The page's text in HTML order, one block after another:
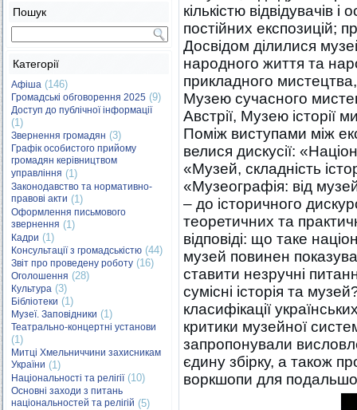
Пошук
Категорії
Афіша (146)
Громадські обговорення 2025 (9)
Доступ до публічної інформації
(1)
Звернення громадян (3)
Графік особистого прийому
громадян керівництвом
управління (1)
Законодавство та нормативно-
правові акти (1)
Оформлення письмового
звернення (1)
Кадри (1)
Консультації з громадськістю (44)
Звіт про проведену роботу (16)
Оголошення (28)
Культура (3)
Бібліотеки (1)
Музеї. Заповідники (1)
Театрально-концертні установи
(1)
Митці Хмельниччини захисникам
України (1)
Національності та релігії(10)
Основні заходи з питань
національностей та релігій (5)
кількістю відвідувачів
постійних експозицій;
Досвідом ділилися
народного життя та
прикладного
Музею сучасного
Австрії, Музею історії
Поміж виступами між
велися дискусії:
«Музей, складність
«Музеографія: від
– до історичного
теоретичних та
відповіді: що таке
музей повинен
ставити незручні
сумісні історія та
класифікації
критики музейної
запропонували
єдину збірку, а також
воркшопи для